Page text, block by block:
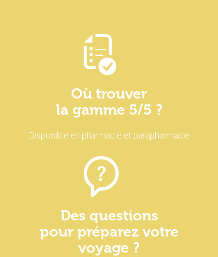
Où trouver
la gamme 5/5 ?
Disponible en pharmacie et parapharmacie
Des questions
pour préparez votre
voyage ?